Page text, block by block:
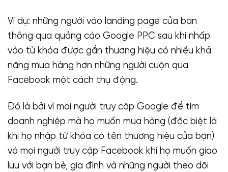
Ví dụ: những người vào landing page của bạn
thông qua quảng cáo Google PPC sau khi nhấp
vào từ khóa được gắn thương hiệu có nhiều khả
năng mua hàng hơn những người cuộn qua
Facebook một cách thụ động.
Đó là bởi vì mọi người truy cập Google để tìm
doanh nghiệp mà họ muốn mua hàng (đặc biệt là
khi họ nhập từ khóa có tên thương hiệu của bạn)
và mọi người truy cập Facebook khi họ muốn giao
lưu với bạn bè, gia đình và những người theo dõi